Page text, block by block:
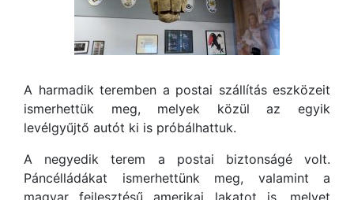
A harmadik teremben a postai szállítás eszközeit
ismerhettük meg, melyek közül az egyik
levélgyűjtő autót ki is próbálhattuk.
A negyedik terem a postai biztonságé volt.
Páncélládákat ismerhettünk meg, valamint a
magyar fejlesztésű amerikai lakatot is, melyet